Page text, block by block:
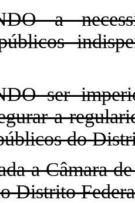
a
ser
a
do
a Câmara
Distrito